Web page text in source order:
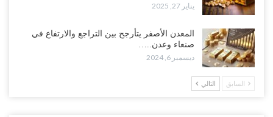
يناير 27, 2025
المعدن الأصفر يتأرجح بين التراجع والارتفاع في
صنعاء وعدن..…
ديسمبر 6, 2024
السابق التالي